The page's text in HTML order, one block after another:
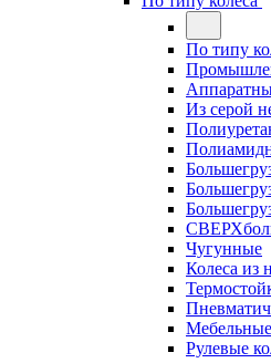
По типу
Из серой
Чугунные
Колеса из
Мебельные
Рулевые